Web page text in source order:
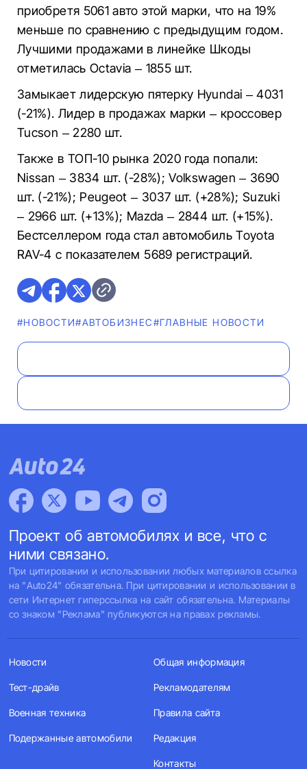
приобретя 5061 авто этой марки, что на 19%
меньше по сравнению с предыдущим годом.
Лучшими продажами в линейке Шкоды
отметилась Octavia – 1855 шт.
Замыкает лидерскую пятерку Hyundai – 4031
(-21%). Лидер в продажах марки – кроссовер
Tucson – 2280 шт.
Также в ТОП-10 рынка 2020 года попали:
Nissan – 3834 шт. (-28%); Volkswagen – 3690
шт. (-21%); Peugeot – 3037 шт. (+28%); Suzuki
– 2966 шт. (+13%); Mazda – 2844 шт. (+15%).
Бестселлером года стал автомобиль Toyota
RAV-4 c показателем 5689 регистраций.
#НОВОСТИ#AВТОБИЗНЕС#ГЛАВНЫЕ НОВОСТИ
Проект об автомобилях и все, что с
ними связано.
При цитировании и использовании любых материалов ссылка
на "Auto24" обязательна. При цитировании и использовании в
сети Интернет гиперссылка на сайт обязательна. Материалы
со знаком "Реклама" публикуются на правах рекламы.
Новости
Тест-драйв
Военная техника
Подержанные автомобили
Общая информация
Рекламодателям
Правила сайта
Редакция
Контакты